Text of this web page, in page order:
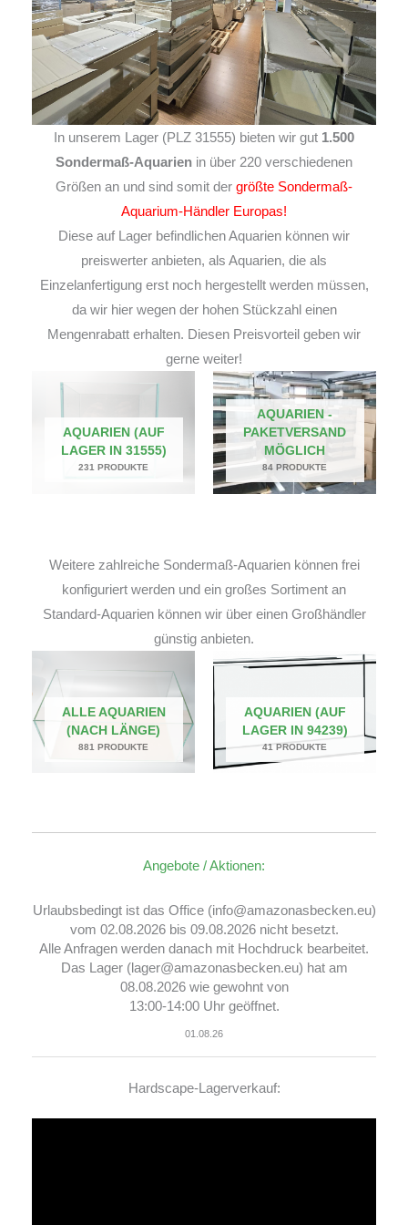
In unserem Lager (PLZ 31555) bieten wir gut 1.500
Sondermaß-Aquarien in über 220 verschiedenen
Größen an und sind somit der größte Sondermaß-
Aquarium-Händler Europas!
Diese auf Lager befindlichen Aquarien können wir
preiswerter anbieten, als Aquarien, die als
Einzelanfertigung erst noch hergestellt werden müssen,
da wir hier wegen der hohen Stückzahl einen
Mengenrabatt erhalten. Diesen Preisvorteil geben wir
gerne weiter!
AQUARIEN (AUF
LAGER IN 31555)
231 PRODUKTE
AQUARIEN -
PAKETVERSAND
MÖGLICH
84 PRODUKTE
Weitere zahlreiche Sondermaß-Aquarien können frei
konfiguriert werden und ein großes Sortiment an
Standard-Aquarien können wir über einen Großhändler
günstig anbieten.
ALLE AQUARIEN
(NACH LÄNGE)
881 PRODUKTE
AQUARIEN (AUF
LAGER IN 94239)
41 PRODUKTE
Angebote / Aktionen:
Urlaubsbedingt ist das Office (info@amazonasbecken.eu)
vom 02.08.2026 bis 09.08.2026 nicht besetzt.
Alle Anfragen werden danach mit Hochdruck bearbeitet.
Das Lager (lager@amazonasbecken.eu) hat am
08.08.2026 wie gewohnt von
13:00-14:00 Uhr geöffnet.
01.08.26
Hardscape-Lagerverkauf: